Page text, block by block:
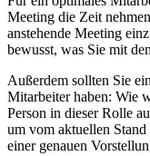
Meeting die Zeit
anstehende Meeting
bewusst, was Sie mit
Außerdem sollten Sie
Mitarbeiter haben: Wie
Person in dieser Rolle
um vom aktuellen
einer genauen